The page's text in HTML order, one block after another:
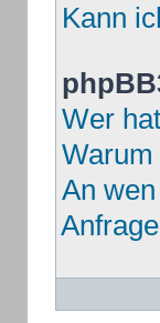
Kann
Wer
An